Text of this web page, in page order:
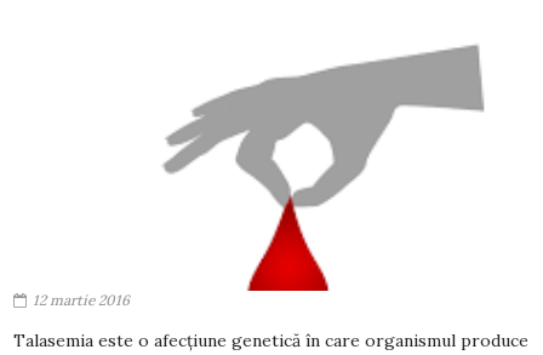
12 martie 2016
Talasemia este o afecțiune genetică în care organismul produce